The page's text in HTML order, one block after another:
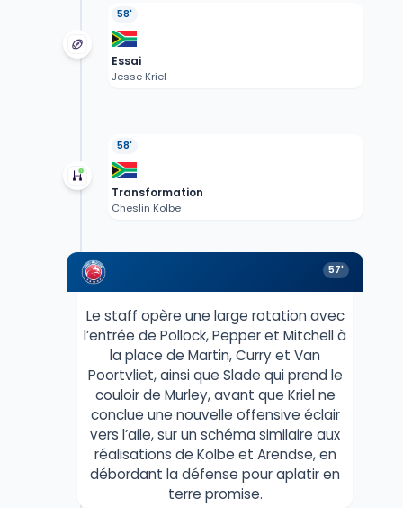
58'
Essai
Jesse Kriel
58'
Transformation
Cheslin Kolbe
57'
Le staff opère une large rotation avec
l’entrée de Pollock, Pepper et Mitchell à
la place de Martin, Curry et Van
Poortvliet, ainsi que Slade qui prend le
couloir de Murley, avant que Kriel ne
conclue une nouvelle offensive éclair
vers l’aile, sur un schéma similaire aux
réalisations de Kolbe et Arendse, en
débordant la défense pour aplatir en
terre promise.